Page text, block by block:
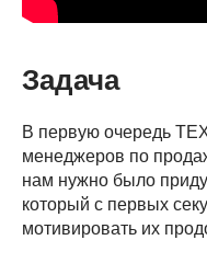
Задача
В первую очередь
менеджеров по
нам нужно было
который с первых
мотивировать их